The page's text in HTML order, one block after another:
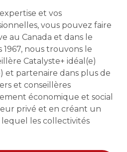
et vos
vous pouvez faire
au Canada et dans le
nous trouvons le
Catalyste+ idéal(e)
et partenaire dans plus de
et conseillères
économique et social
privé et en créant un
les collectivités